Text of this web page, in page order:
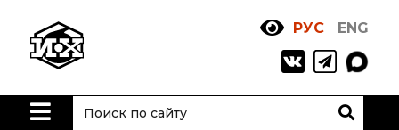
РУС ENG
Жизнь
моменты научной
деятельности